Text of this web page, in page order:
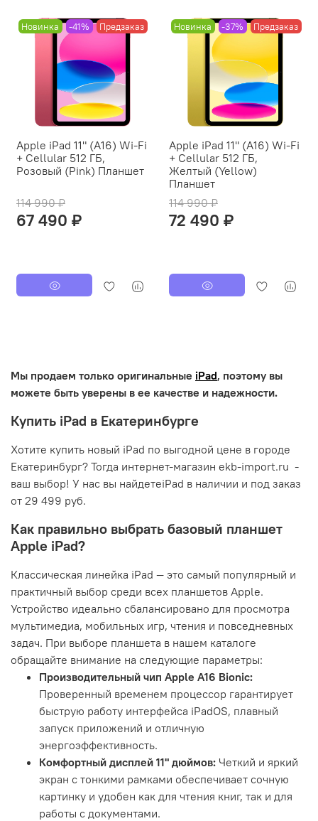
Новинка -41% Предзаказ
Apple iPad 11" (A16) Wi-Fi
+ Cellular 512 ГБ,
Розовый (Pink) Планшет
114 990 ₽
67 490 ₽
Новинка -37% Предзаказ
Apple iPad 11" (A16) Wi-Fi
+ Cellular 512 ГБ,
Желтый (Yellow)
Планшет
114 990 ₽
72 490 ₽
Мы продаем только оригинальные iPad, поэтому вы
можете быть уверены в ее качестве и надежности.
Купить iPad в Екатеринбурге
Хотите купить новый iPad по выгодной цене в городе
Екатеринбург? Тогда интернет-магазин ekb-import.ru -
ваш выбор! У нас вы найдетеiPad в наличии и под заказ
от 29 499 руб.
Как правильно выбрать базовый планшет
Apple iPad?
Классическая линейка iPad — это самый популярный и
практичный выбор среди всех планшетов Apple.
Устройство идеально сбалансировано для просмотра
мультимедиа, мобильных игр, чтения и повседневных
задач. При выборе планшета в нашем каталоге
обращайте внимание на следующие параметры:
Производительный чип Apple A16 Bionic:
Проверенный временем процессор гарантирует
быструю работу интерфейса iPadOS, плавный
запуск приложений и отличную
энергоэффективность.
Комфортный дисплей 11" дюймов: Четкий и яркий
экран с тонкими рамками обеспечивает сочную
картинку и удобен как для чтения книг, так и для
работы с документами.